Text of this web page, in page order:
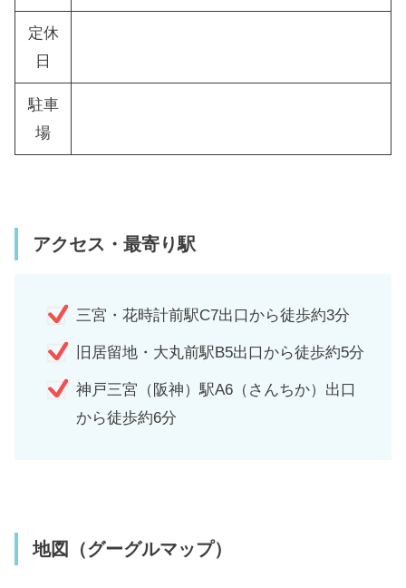
定休
日
駐車
場
アクセス・最寄り駅
三宮・花時計前駅C7出口から徒歩約3分
旧居留地・大丸前駅B5出口から徒歩約5分
神戸三宮（阪神）駅A6（さんちか）出口
から徒歩約6分
地図（グーグルマップ）